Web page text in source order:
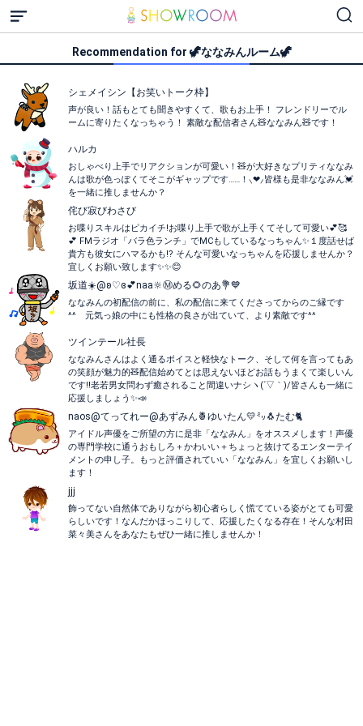
Recommendation for 🦖ななみんルーム🦖
シェメイシン【お笑いトーク枠】
声が良い！話もとても聞きやすくて、歌もお上手！ フレンドリーでル
ームに寄りたくなっちゃう！ 素敵な配信者さん🧸ななみん🧸です！
ハルカ
おしゃべり上手でリアクションが可愛い！🧸が大好きなプリティななみ
んは歌が色っぽくてそこがギャップです……！⸜❤︎⸝‍皆様も是非ななみん💓
を一緒に推しませんか？
侘び寂びわさび
お喋りスキルはピカイチ!お喋り上手で歌が上手くてそして可愛い💕🥰
💕 FMラジオ「バラ色ランチ」でMCもしているなっちゃん✨１度話せば
貴方も彼女にハマるかも!? そんな可愛いなっちゃんを応援しませんか？
宜しくお願い致します✨✨😊
坂道☀️@ʚ♡ɞ💕naa🔆Ⓜ️める🌻のあ💐💙
ななみんの初配信の前に、私の配信に来てくださってからのご縁です
^^ 元気っ娘の中にも性格の良さが出ていて、より素敵です^^
ツインテール社長
ななみんさんはよく通るボイスと軽快なトーク、そして何を言ってもあ
の笑顔が魅力的🧸配信始めてとは思えないほどお話もうまくて楽しいん
です‼️老若男女問わず癒されること間違いナシヽ(´▽｀)/皆さんも一緒に
応援しましょう✨📣
naos@てってれー@あずみん🍍ゆいたん💛㍉🐧たむ🐈
アイドル声優をご所望の方に是非「ななみん」をオススメします！声優
の専門学校に通うおもしろ＋かわいい＋ちょっと抜けてるエンターテイ
メントの申し子。もっと評価されていい「ななみん」を宜しくお願いし
ます！
jjj
飾ってない自然体でありながら初心者らしく慌てている姿がとても可愛
らしいです！なんだかほっこりして、応援したくなる存在！そんな村田
菜々美さんをあなたもぜひ一緒に推しませんか！